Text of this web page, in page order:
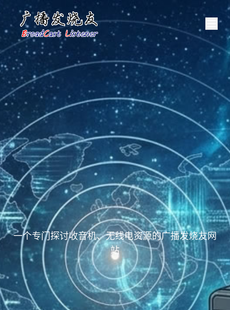
一个专门探讨收音机、无线电资源的广播发烧友网
站